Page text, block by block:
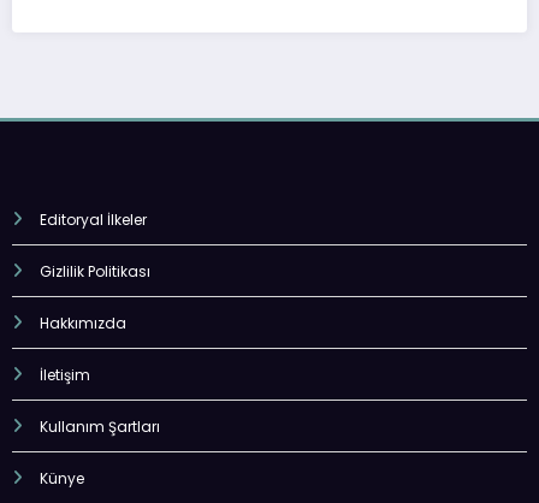
Editoryal İlkeler
Gizlilik Politikası
Hakkımızda
İletişim
Kullanım Şartları
Künye